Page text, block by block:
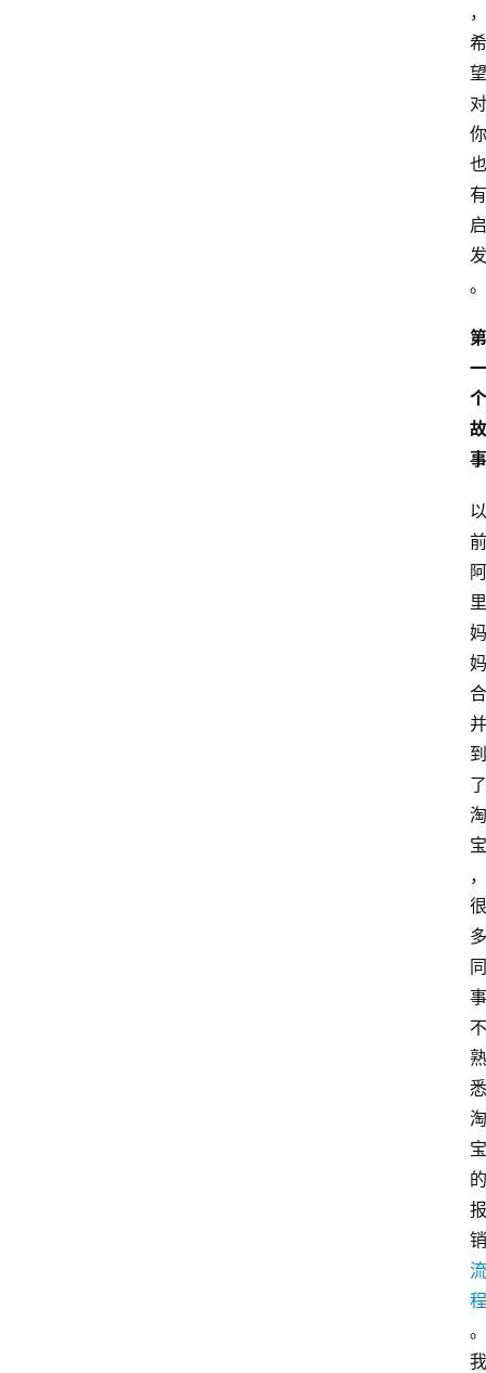
，
希
望
对
你
也
有
启
发
。
第
一
个
故
事
以
前
阿
里
妈
妈
合
并
到
了
淘
宝
，
很
多
同
事
不
熟
悉
淘
宝
的
报
销
流
程
。
我